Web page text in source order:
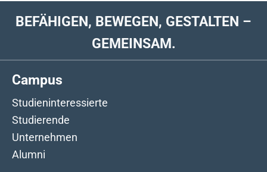
BEFÄHIGEN, BEWEGEN, GESTALTEN –
GEMEINSAM.
Campus
Studieninteressierte
Studierende
Unternehmen
Alumni